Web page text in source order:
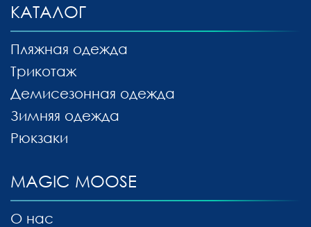
MAGIC MOOSE
О нас
КАТАЛОГ
Пляжная одежда
Трикотаж
Демисезонная одежда
Зимняя одежда
Рюкзаки